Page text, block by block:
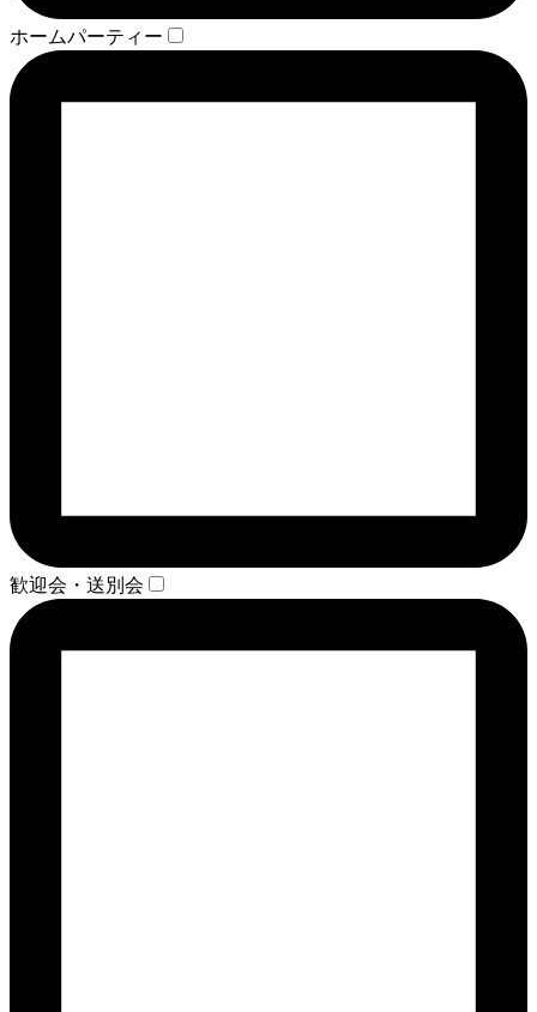
ホームパーティー
歓迎会・送別会